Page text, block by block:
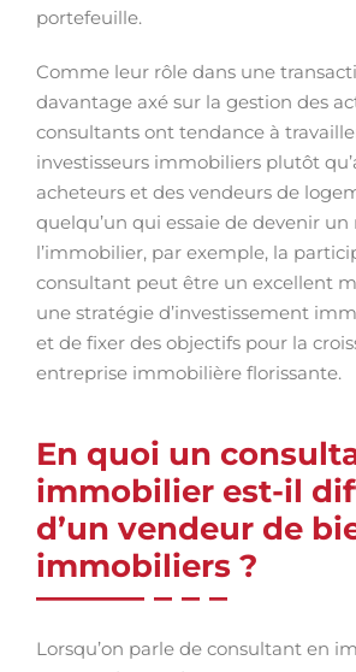
portefeuille.
Comme leur rôle dans une
davantage axé sur la gestion des
consultants ont tendance à
investisseurs immobiliers plutôt
acheteurs et des vendeurs de
quelqu’un qui essaie de devenir
l’immobilier, par exemple, la
consultant peut être un excellent
une stratégie d’investissement
et de fixer des objectifs pour la
entreprise immobilière florissante.
En quoi un
immobilier est-il
d’un vendeur de
immobiliers ?
Lorsqu’on parle de consultant en